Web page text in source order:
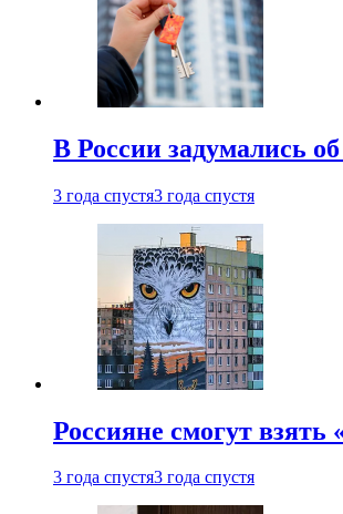
В России задумались
3 года спустя3 года спустя
Россияне смогут
3 года спустя3 года спустя